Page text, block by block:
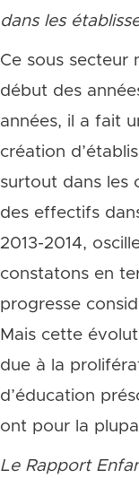
dans les
Ce sous secteur
début des
années, il a fait
création
surtout dans les
des effectifs
2013-2014,
constatons en
progresse
Mais cette
due à la
d’éducation
ont pour la
Le Rapport